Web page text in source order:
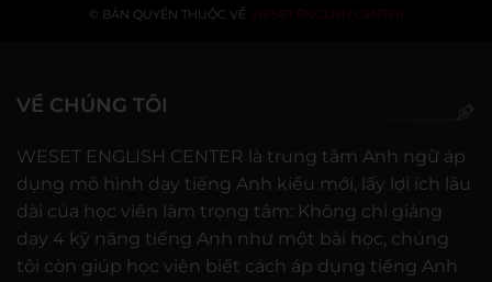
© BẢN QUYỀN THUỘC VỀ WESET ENGLISH CENTER
VỀ CHÚNG TÔI
WESET ENGLISH CENTER là trung tâm Anh ngữ áp
dụng mô hình dạy tiếng Anh kiểu mới, lấy lợi ích lâu
dài của học viên làm trọng tâm: Không chỉ giảng
dạy 4 kỹ năng tiếng Anh như một bài học, chúng
tôi còn giúp học viên biết cách áp dụng tiếng Anh